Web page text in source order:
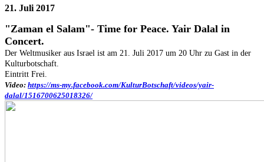
21. Juli 2017
"Zaman el Salam"- Time for Peace. Yair Dalal in
Concert.
Der Weltmusiker aus Israel ist am 21. Juli 2017 um 20 Uhr zu Gast in der
Kulturbotschaft.
Eintritt Frei.
Video: https://ms-my.facebook.com/KulturBotschaft/videos/yair-
dalal/1516700625018326/